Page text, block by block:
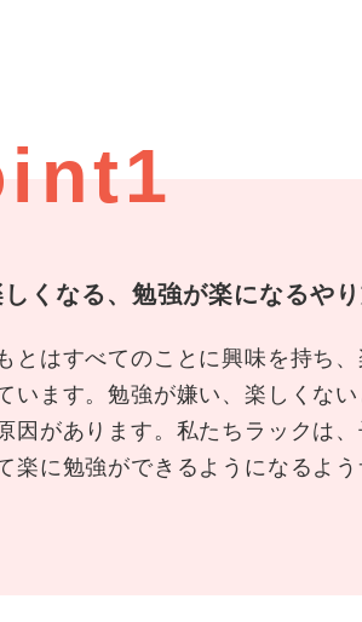
くなる、勉強が楽になるや
とはすべてのことに興味を持ち
います。勉強が嫌い、楽しくな
因があります。私たちラックは
楽に勉強ができるようになるよ